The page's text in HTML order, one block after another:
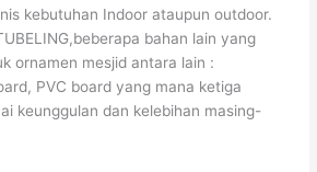
kebutuhan Indoor ataupun outdoor.
bahan lain yang
ornamen mesjid antara lain :
PVC board yang mana ketiga
keunggulan dan kelebihan masing-